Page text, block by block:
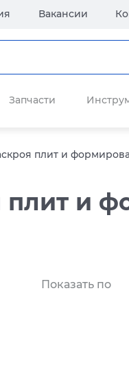
Вакансии
Запчасти
плит и
плит и
Показать по